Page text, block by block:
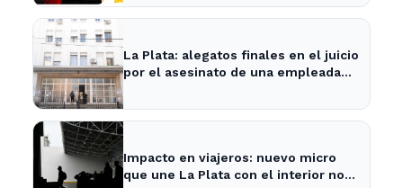
La Plata: alegatos finales en el juicio
por el asesinato de una empleada
Impacto en viajeros: nuevo micro
que une La Plata con el interior no